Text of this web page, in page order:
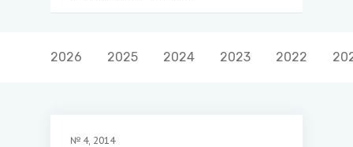
2026 2025 2024 2023 2022
№ 4, 2014